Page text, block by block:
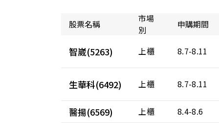
股票名稱
市場
別
申購期間
智崴(5263) 上櫃 8.7-8.11
生華科(6492) 上櫃 8.7-8.11
醫揚(6569) 上櫃 8.4-8.6